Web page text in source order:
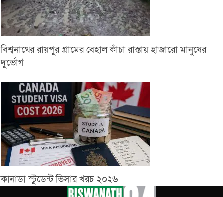
বিশ্বনাথের রায়পুর গ্রামের বেহাল কাঁচা রাস্তায় হাজারো মানুষের
দুর্ভোগ
কানাডা স্টুডেন্ট ভিসার খরচ ২০২৬